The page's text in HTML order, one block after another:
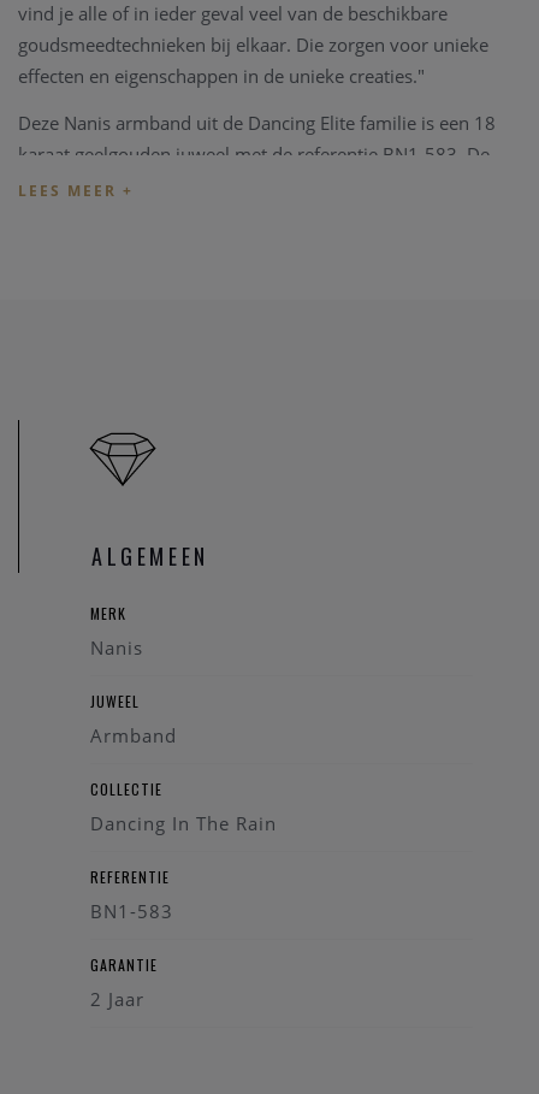
vind je alle of in ieder geval veel van de beschikbare
goudsmeedtechnieken bij elkaar. Die zorgen voor unieke
effecten en eigenschappen in de unieke creaties."
Deze Nanis armband uit de Dancing Elite familie is een 18
karaat geelgouden juweel met de referentie BN1-583. De
armband heeft een lengte van 19,50 cm.
Heeft u verder vragen kan u steeds
ALGEMEEN
MERK
Nanis
JUWEEL
Armband
COLLECTIE
Dancing In The Rain
REFERENTIE
BN1-583
GARANTIE
2 Jaar